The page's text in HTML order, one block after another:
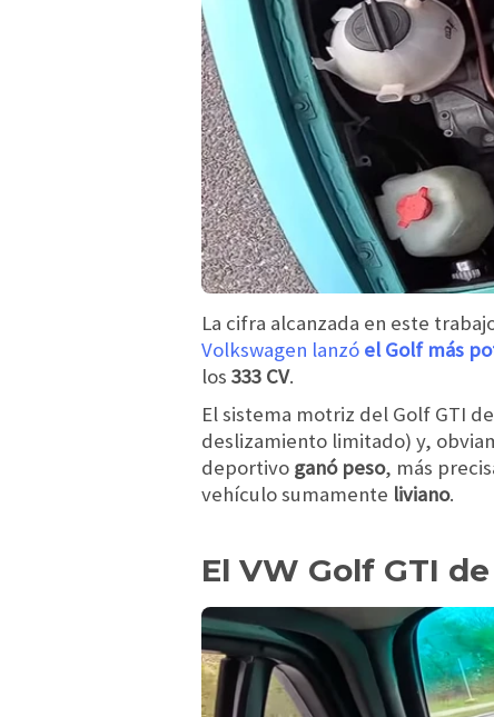
La cifra alcanzada en este
Volkswagen lanzó el Golf más
los 333 CV.
El sistema motriz del Golf GTI
deslizamiento limitado) y,
deportivo ganó peso, más
vehículo sumamente liviano.
El VW Golf GTI